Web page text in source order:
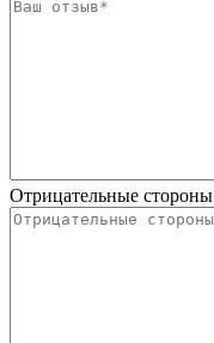
Отрицательные стороны